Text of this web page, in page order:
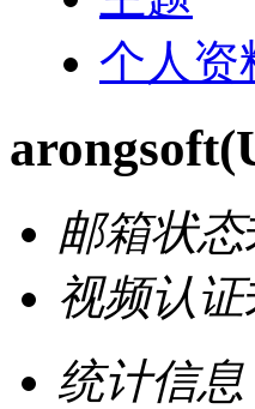
个人资
arongsoft
邮箱状态
视频认证
统计信息